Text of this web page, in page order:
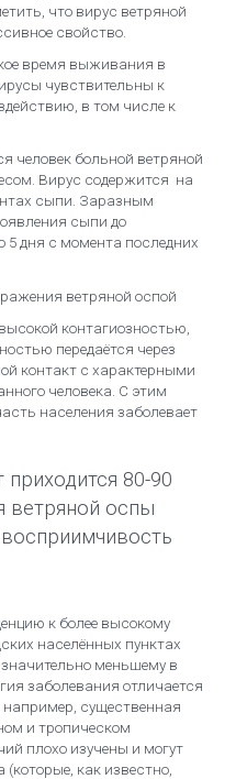
что вирус ветряной
свойство.
время выживания в
чувствительны к
в том числе к
человек больной ветряной
Вирус содержится на
сыпи. Заразным
сыпи до
5 дня с момента последних
контагиозностью,
передаётся через
контакт с характерными
человека. С этим
населения заболевает
80-90
ветряной оспы
к более высокому
населённых пунктах
значительно меньшему в
заболевания отличается
существенная
и тропическом
плохо изучены и могут
как известно,